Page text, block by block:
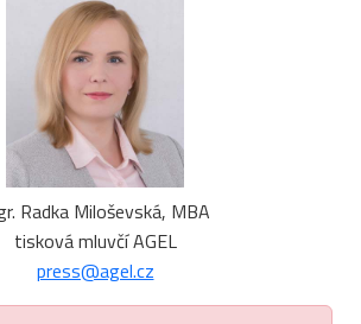
Radka Miloševská, MBA
tisková mluvčí AGEL
press@agel.cz